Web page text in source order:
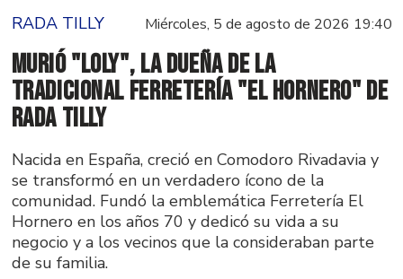
RADA TILLY Miércoles, 5 de agosto de 2026 19:40
Murió "Loly", la dueña de la
tradicional ferretería "El Hornero" de
Rada Tilly
Nacida en España, creció en Comodoro Rivadavia y
se transformó en un verdadero ícono de la
comunidad. Fundó la emblemática Ferretería El
Hornero en los años 70 y dedicó su vida a su
negocio y a los vecinos que la consideraban parte
de su familia.